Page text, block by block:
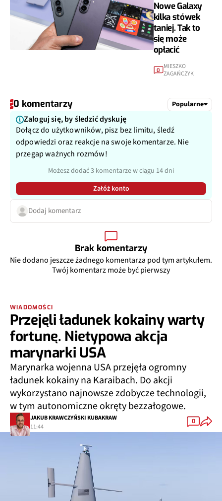
Nowe Galaxy
kilka stówek
taniej. Tak to
się może
opłacić
0 MIESZKO
ZAGAŃCZYK
0 komentarzy Popularne
Zaloguj się, by śledzić dyskuję
Dołącz do użytkowników, pisz bez limitu, śledź
odpowiedzi oraz reakcje na swoje komentarze. Nie
przegap ważnych rozmów!
Możesz dodać 3 komentarze w ciągu 14 dni
Załóż konto
Dodaj komentarz
Brak komentarzy
Nie dodano jeszcze żadnego komentarza pod tym artykułem.
Twój komentarz może być pierwszy
WIADOMOŚCI
Przejęli ładunek kokainy warty
fortunę. Nietypowa akcja
marynarki USA
Marynarka wojenna USA przejęła ogromny
ładunek kokainy na Karaibach. Do akcji
wykorzystano najnowsze zdobycze technologii,
w tym autonomiczne okręty bezzałogowe.
JAKUB KRAWCZYŃSKI KUBAKRAW
11:44
0